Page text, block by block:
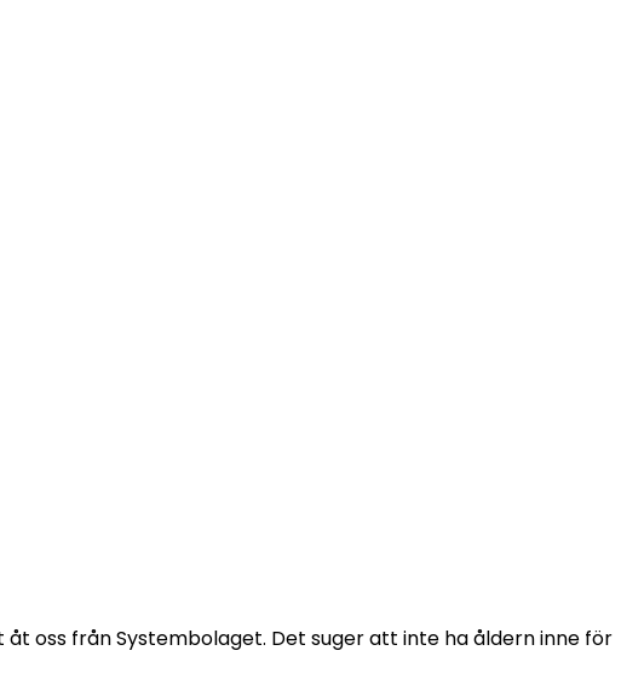
oss från Systembolaget. Det suger att inte ha åldern inne för